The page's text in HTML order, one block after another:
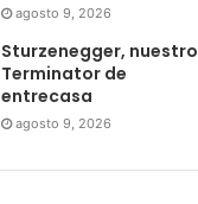
agosto 9, 2026
Sturzenegger, nuestro
Terminator de
entrecasa
agosto 9, 2026